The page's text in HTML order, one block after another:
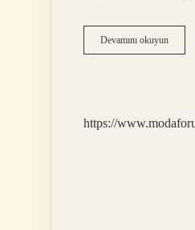
Devamını okuyunAile
Hekimi
https://